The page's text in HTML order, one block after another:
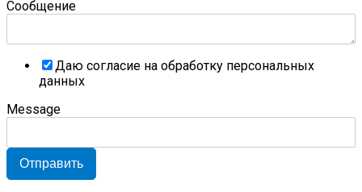
Сообщение
Даю согласие на обработку персональных
данных
Message
Отправить